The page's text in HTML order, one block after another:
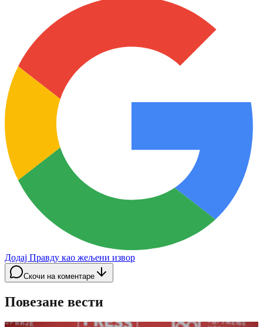
Додај Правду као жељени извор
Скочи на коментаре
Повезане вести